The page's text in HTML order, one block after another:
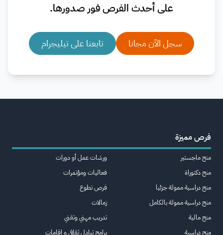
على أحدث الفرص فور صدورها.
سجل الآن مجانا تابعنا على تيليجرام
فرص مميزة
منح ماجستير
منح دكتوراة
منح دراسية ممولة جزئيا
منح دراسية ممولة بالكامل
منح مالية
منح دراسية
ورشات عمل أو دورات
فعاليات ومؤتمرات
فرص تطوع
زمالات
تدريب مهني وتقني
برامج تبادل ثقافي و اقامات